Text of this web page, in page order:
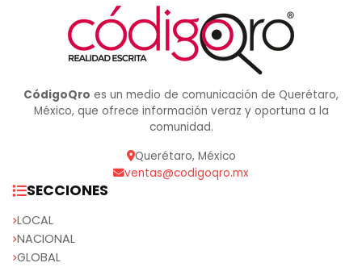
CódigoQro es un medio de comunicación de Querétaro,
México, que ofrece información veraz y oportuna a la
comunidad.
Querétaro, México
ventas@codigoqro.mx
SECCIONES
LOCAL
NACIONAL
GLOBAL